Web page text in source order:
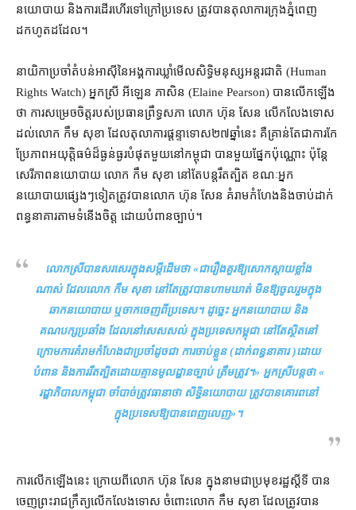
នយោបាយ និង​ការ​ដើរហើរ​ទៅ​ក្រៅប្រទេស ត្រូវ​បាន​តុលាការ​ក្រុងភ្នំពេញ​
ដកហូត​ដដែល។
នាយិកា​ប្រចាំ​តំបន់​អាស៊ី​នៃ​អង្គការ​ឃ្លាំមើល​សិទ្ធិមនុស្ស​អន្តរជាតិ (Human
Rights Watch) អ្នកស្រី អីឡេន ភាសិន (Elaine Pearson) បាន​លើកឡើង​
ថា ការ​សម្រេចចិត្ត​របស់​ប្រធាន​ព្រឹទ្ធសភា លោក ហ៊ុន សែន លើកលែង​ទោស​
ដល់​លោក កឹម សុខា ដែល​តុលាការ​ផ្ដន្ទាទោស​២៧​ឆ្នាំនេះ គឺ​គ្រាន់តែ​ជា​ការ​កែ
ប្រែ​ភាព​អយុត្តិធម៌​ដ៏​ធ្ងន់ធ្ងរ​បំផុត​មួយ​នៅ​កម្ពុជា បាន​មួយ​ផ្នែក​ប៉ុណ្ណោះ ប៉ុន្តែ​
សេរីភាព​នយោបាយ លោក កឹម សុខា នៅតែ​បន្ត​រឹតត្បិត ខណៈ​អ្នក
នយោបាយ​ផ្សេងៗ​ទៀត​ត្រូវ​បាន​លោក ហ៊ុន សែន គំរាមកំហែង​និង​ចាប់​ដាក់​
ពន្ធនាគារ​តាម​ទំនើងចិត្ត ដោយ​បំពាន​ច្បាប់។
លោកស្រី​បាន​សរសេរ​ក្នុង​សម្ដី​ដើម​ថា «​ជា​រឿង​គួរ​ឱ្យ​សោកស្ដាយ​ខ្លាំង​
ណាស់ ដែល​លោក កឹម សុខា នៅតែ​ត្រូវ​បាន​ហាមឃាត់ មិន​ឱ្យ​ចូលរួម​ក្នុង
ឆាកនយោបាយ ឬ​ចាក​ចេញពី​ប្រទេស​។ ដូច្នេះ អ្នកនយោបាយ និង​
គណបក្សប្រឆាំង ដែល​នៅ​សេសសល់ ក្នុង​ប្រទេស​កម្ពុជា នៅតែ​ស្ថិត​នៅ​
ក្រោម​ការ​គំរាមកំហែង​ជាប្រចាំ​ដូចជា ការ​ចាប់ខ្លួន (​ដាក់​ពន្ធនាគារ )​ដោយ​
បំពាន និង​ការ​រឹតត្បិត​ដោយ​គ្មាន​មូលដ្ឋាន​ច្បាប់ ត្រឹមត្រូវ​។» អ្នកស្រី​បន្ត​ថា «​
រដ្ឋាភិបាល​កម្ពុជា ចាំបាច់​ត្រូវ​ធានា​ថា សិទ្ធិ​នយោបាយ ត្រូវ​បាន​គោរព​នៅ
ក្នុង​ប្រទេស​ឱ្យ​បាន​ពេញលេញ»។
ការ​លើកឡើង​នេះ ក្រោយពី​លោក ហ៊ុន សែន ក្នុងនាម​ជា​ប្រមុខ​រដ្ឋស្ដីទី បាន​
ចេញ​ព្រះរាជក្រឹត្យ​លើកលែងទោស ចំពោះ​លោក កឹម សុខា ដែល​ត្រូវ​បាន​